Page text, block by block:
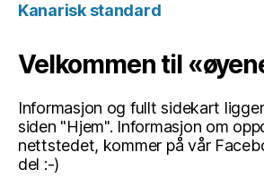
Kanarisk standard
Velkommen til
Informasjon og fullt sidekart
siden "Hjem". Informasjon om
nettstedet, kommer på vår
del :-)